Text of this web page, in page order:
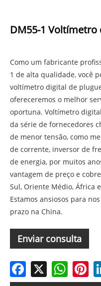
DM55-1
Como um fabricante
1 de alta qualidade, você
voltímetro digital de
ofereceremos o melhor
oportuna. Voltímetro
da série de fornecedores
de menor tensão, como
de corrente, inversor de
de energia, por muitos
vantagem de preço e
Sul, Oriente Médio, África
Estamos ansiosos para
prazo na China.
Enviar consulta
Facebook